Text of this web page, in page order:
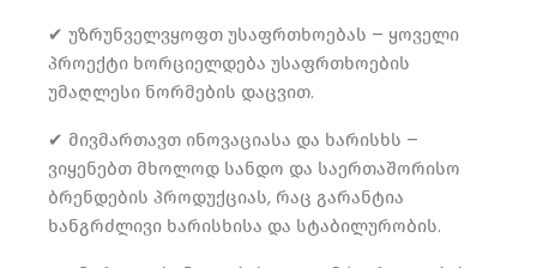
✔ უზრუნველვყოფთ უსაფრთხოებას – ყოველი
პროექტი ხორციელდება უსაფრთხოების
უმაღლესი ნორმების დაცვით.
✔ მივმართავთ ინოვაციასა და ხარისხს –
ვიყენებთ მხოლოდ სანდო და საერთაშორისო
ბრენდების პროდუქციას, რაც გარანტია
ხანგრძლივი ხარისხისა და სტაბილურობის.